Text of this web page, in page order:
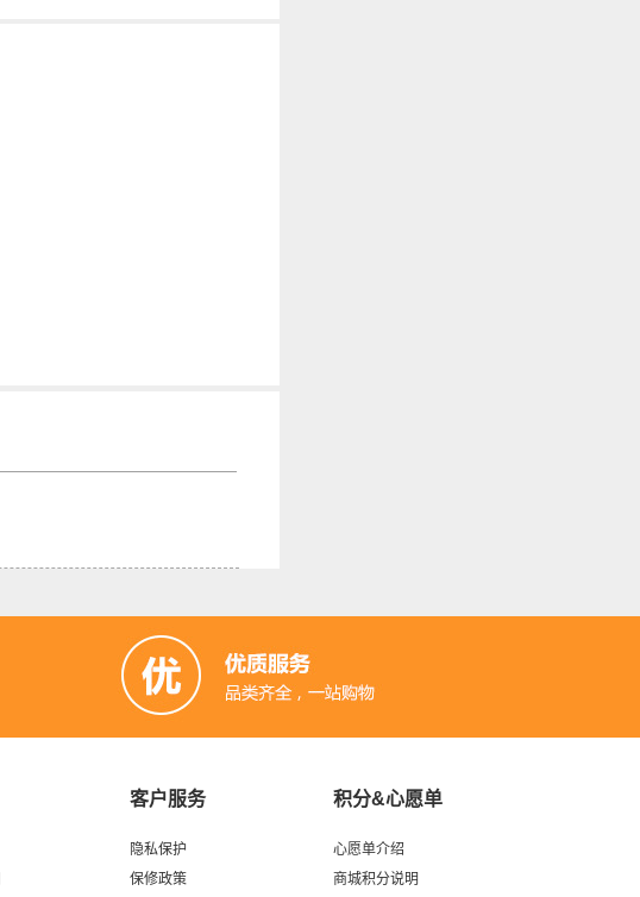
客户服务
隐私保护
保修政策
积分&心愿单
心愿单介绍
商城积分说明